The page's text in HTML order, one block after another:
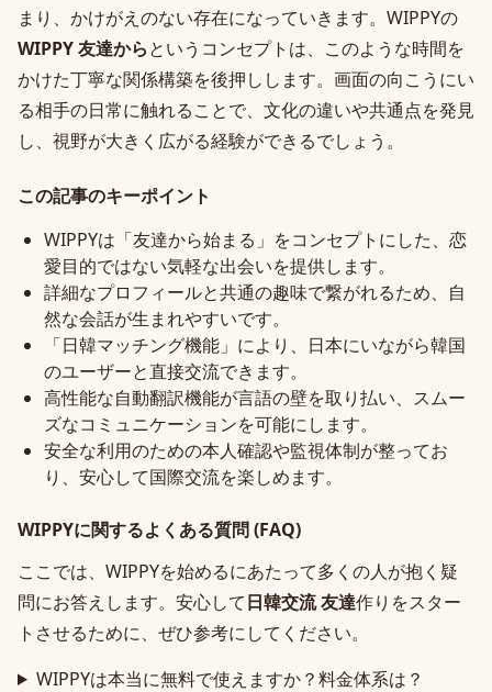
まり、かけがえのない存在になっていきます。WIPPYの
WIPPY 友達からというコンセプトは、このような時間を
かけた丁寧な関係構築を後押しします。画面の向こうにい
る相手の日常に触れることで、文化の違いや共通点を発見
し、視野が大きく広がる経験ができるでしょう。
この記事のキーポイント
WIPPYは「友達から始まる」をコンセプトにした、恋
愛目的ではない気軽な出会いを提供します。
詳細なプロフィールと共通の趣味で繋がれるため、自
然な会話が生まれやすいです。
「日韓マッチング機能」により、日本にいながら韓国
のユーザーと直接交流できます。
高性能な自動翻訳機能が言語の壁を取り払い、スムー
ズなコミュニケーションを可能にします。
安全な利用のための本人確認や監視体制が整ってお
り、安心して国際交流を楽しめます。
WIPPYに関するよくある質問 (FAQ)
ここでは、WIPPYを始めるにあたって多くの人が抱く疑
問にお答えします。安心して日韓交流 友達作りをスター
トさせるために、ぜひ参考にしてください。
WIPPYは本当に無料で使えますか？料金体系は？